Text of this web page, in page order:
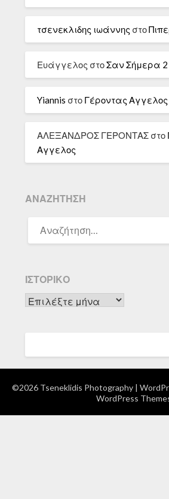
τσενεκλιδης ιωάννης στο
Ευάγγελος στοΣαν Σήμερα 2
Yiannis στο Γέροντας Αγγελος
ΑΛΕΞΑΝΔΡΟΣ ΓΕΡΟΝΤΑΣ στο
Αγγελος
ΑΝΑΖΉΤΗΣΗ
ΓΙΑ:
ΙΣΤΟΡΙΚΌ
Ιστορικό
©2026 Tseneklidis Photography |
WordPress